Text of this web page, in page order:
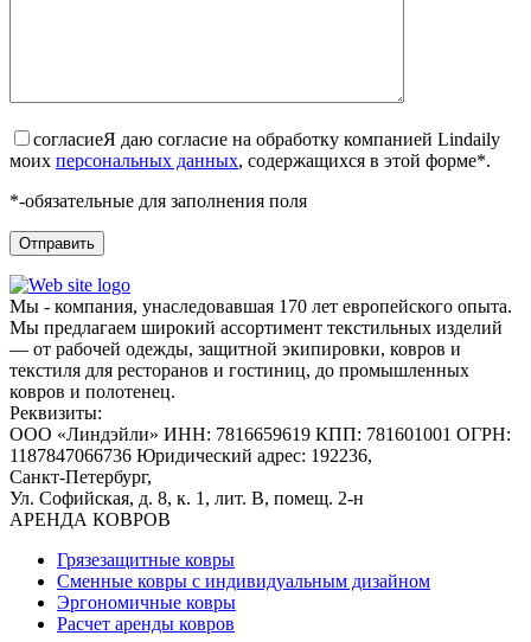
согласиеЯ даю согласие на обработку компанией Lindaily
моих персональных данных, содержащихся в этой форме*.
*-обязательные для заполнения поля
Мы - компания, унаследовавшая 170 лет европейского опыта.
Мы предлагаем широкий ассортимент текстильных изделий
— от рабочей одежды, защитной экипировки, ковров и
текстиля для ресторанов и гостиниц, до промышленных
ковров и полотенец.
Реквизиты:
ООО «Линдэйли» ИНН: 7816659619 КПП: 781601001 ОГРН:
1187847066736 Юридический адрес: 192236,
Санкт-Петербург,
Ул. Софийская, д. 8, к. 1, лит. В, помещ. 2-н
АРЕНДА КОВРОВ
Грязезащитные ковры
Сменные ковры с индивидуальным дизайном
Эргономичные ковры
Расчет аренды ковров